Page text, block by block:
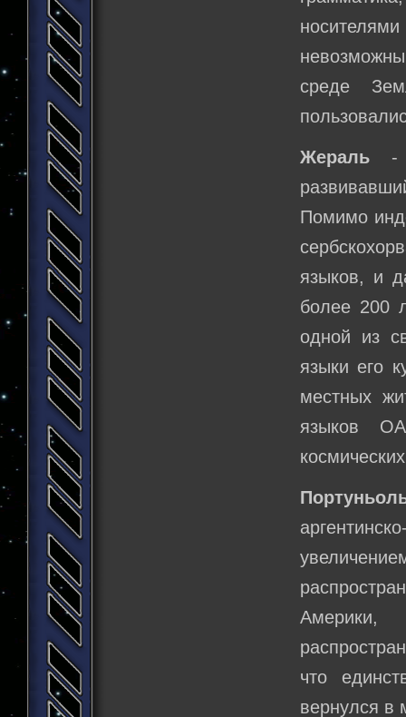
среде
Жераль -
Помимо
языков, и
более 200
одной из
языки его
местных
языков
что
вернулся в